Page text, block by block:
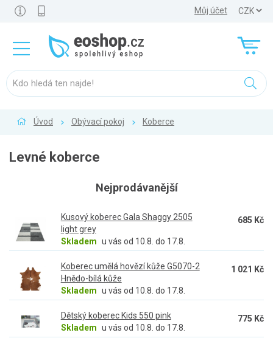
Můj účet
Úvod Obývací pokoj Koberce
Levné koberce
Nejprodávanější
Kusový koberec Gala Shaggy 2505
light grey
Skladem u vás od 10.8. do 17.8.
685 Kč
Koberec umělá hovězí kůže G5070-2
Hnědo-bílá kůže
Skladem u vás od 10.8. do 17.8.
1 021 Kč
Dětský koberec Kids 550 pink
Skladem u vás od 10.8. do 17.8.
775 Kč